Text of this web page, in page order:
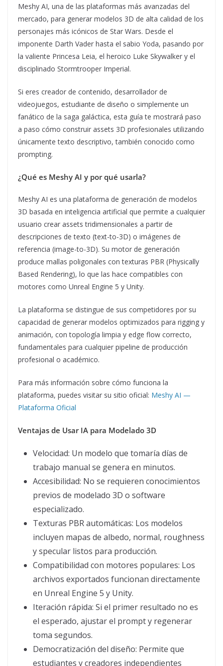
Meshy AI, una de las plataformas más avanzadas del
mercado, para generar modelos 3D de alta calidad de los
personajes más icónicos de Star Wars. Desde el
imponente Darth Vader hasta el sabio Yoda, pasando por
la valiente Princesa Leia, el heroico Luke Skywalker y el
disciplinado Stormtrooper Imperial.
Si eres creador de contenido, desarrollador de
videojuegos, estudiante de diseño o simplemente un
fanático de la saga galáctica, esta guía te mostrará paso
a paso cómo construir assets 3D profesionales utilizando
únicamente texto descriptivo, también conocido como
prompting.
¿Qué es Meshy AI y por qué usarla?
Meshy AI es una plataforma de generación de modelos
3D basada en inteligencia artificial que permite a cualquier
usuario crear assets tridimensionales a partir de
descripciones de texto (text-to-3D) o imágenes de
referencia (image-to-3D). Su motor de generación
produce mallas poligonales con texturas PBR (Physically
Based Rendering), lo que las hace compatibles con
motores como Unreal Engine 5 y Unity.
La plataforma se distingue de sus competidores por su
capacidad de generar modelos optimizados para rigging y
animación, con topología limpia y edge flow correcto,
fundamentales para cualquier pipeline de producción
profesional o académico.
Para más información sobre cómo funciona la
plataforma, puedes visitar su sitio oficial: Meshy AI —
Plataforma Oficial
Ventajas de Usar IA para Modelado 3D
Velocidad: Un modelo que tomaría días de
trabajo manual se genera en minutos.
Accesibilidad: No se requieren conocimientos
previos de modelado 3D o software
especializado.
Texturas PBR automáticas: Los modelos
incluyen mapas de albedo, normal, roughness
y specular listos para producción.
Compatibilidad con motores populares: Los
archivos exportados funcionan directamente
en Unreal Engine 5 y Unity.
Iteración rápida: Si el primer resultado no es
el esperado, ajustar el prompt y regenerar
toma segundos.
Democratización del diseño: Permite que
estudiantes y creadores independientes